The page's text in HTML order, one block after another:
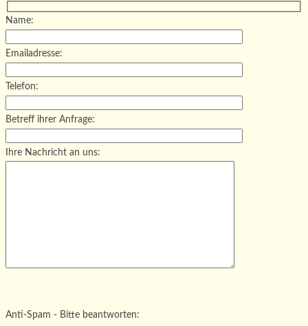
Name:
Emailadresse:
Telefon:
Betreff ihrer Anfrage:
Ihre Nachricht an uns:
Bitte lasse dieses Feld leer.
Anti-Spam - Bitte beantworten: